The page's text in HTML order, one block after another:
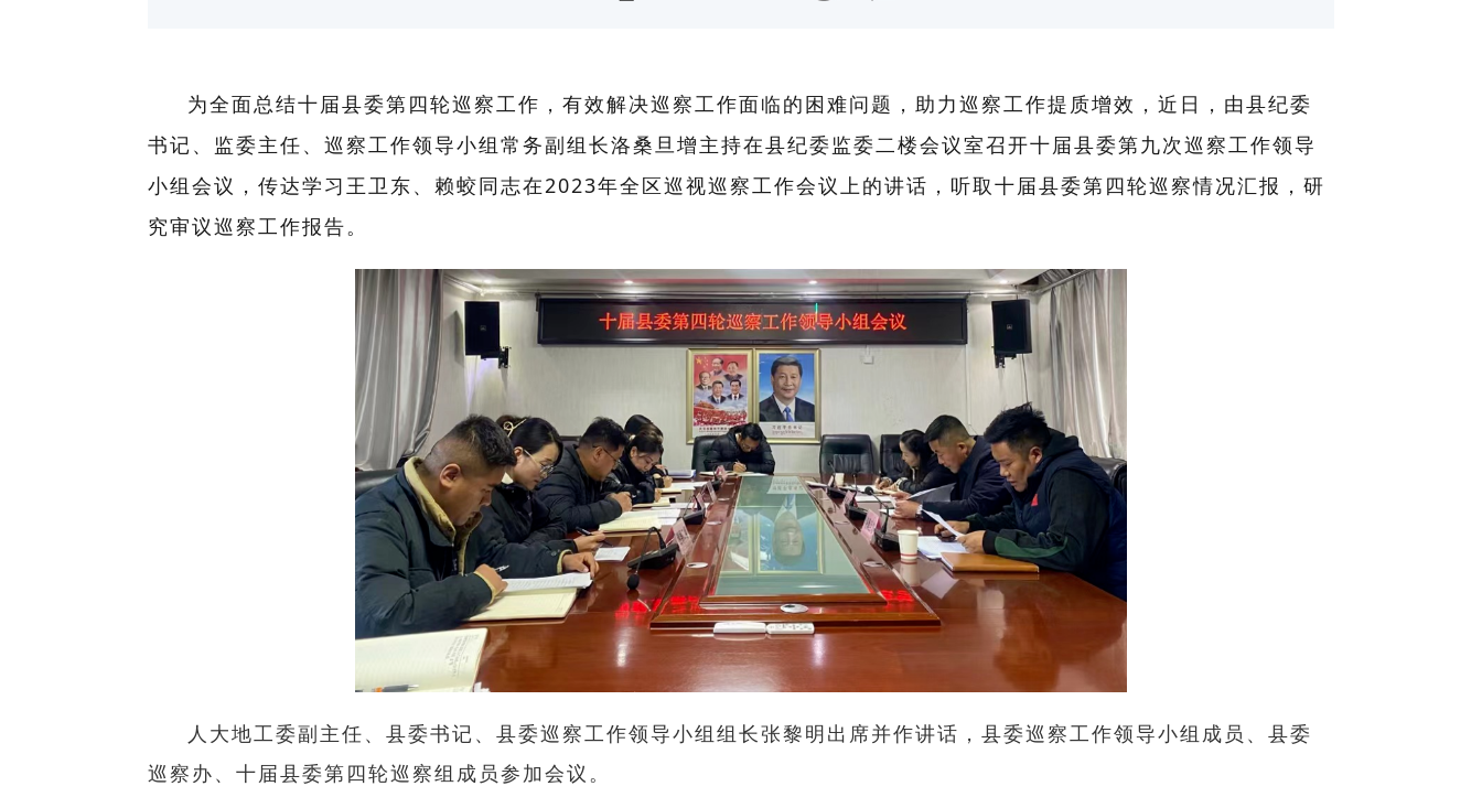
为全面总结十届县委第四轮巡察工作，有效解决巡察工作面临的困难问题，助力巡察工作提质增效，近日，由县纪委
书记、监委主任、巡察工作领导小组常务副组长洛桑旦增主持在县纪委监委二楼会议室召开十届县委第九次巡察工作领导
小组会议，传达学习王卫东、赖蛟同志在2023年全区巡视巡察工作会议上的讲话，听取十届县委第四轮巡察情况汇报，研
究审议巡察工作报告。
人大地工委副主任、县委书记、县委巡察工作领导小组组长张黎明出席并作讲话，县委巡察工作领导小组成员、县委
巡察办、十届县委第四轮巡察组成员参加会议。